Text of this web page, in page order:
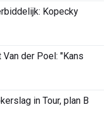
Kopecky
der Poel: "Kans
in Tour, plan B